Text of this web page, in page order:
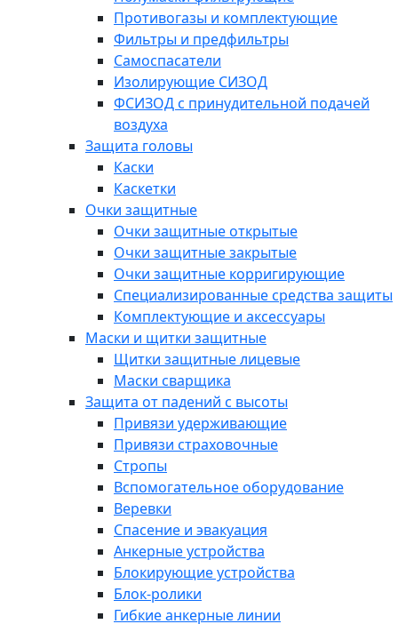
Противогазы и комплектующие
Фильтры и предфильтры
Самоспасатели
Изолирующие СИЗОД
ФСИЗОД с принудительной подачей
воздуха
Защита головы
Каски
Каскетки
Очки защитные
Очки защитные открытые
Очки защитные закрытые
Очки защитные корригирующие
Специализированные средства защиты
Комплектующие и аксессуары
Маски и щитки защитные
Щитки защитные лицевые
Маски сварщика
Защита от падений с высоты
Привязи удерживающие
Привязи страховочные
Стропы
Вспомогательное оборудование
Веревки
Спасение и эвакуация
Анкерные устройства
Блокирующие устройства
Блок-ролики
Гибкие анкерные линии